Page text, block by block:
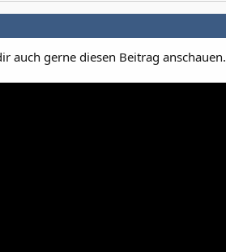
auch gerne diesen Beitrag anschauen.